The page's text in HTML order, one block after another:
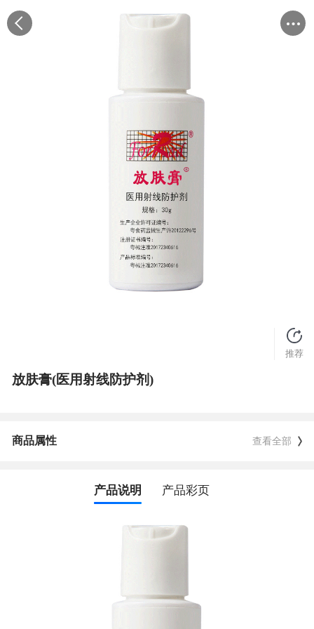
推荐
放肤膏(医用射线防护剂)
商品属性 查看全部
产品说明 产品彩页